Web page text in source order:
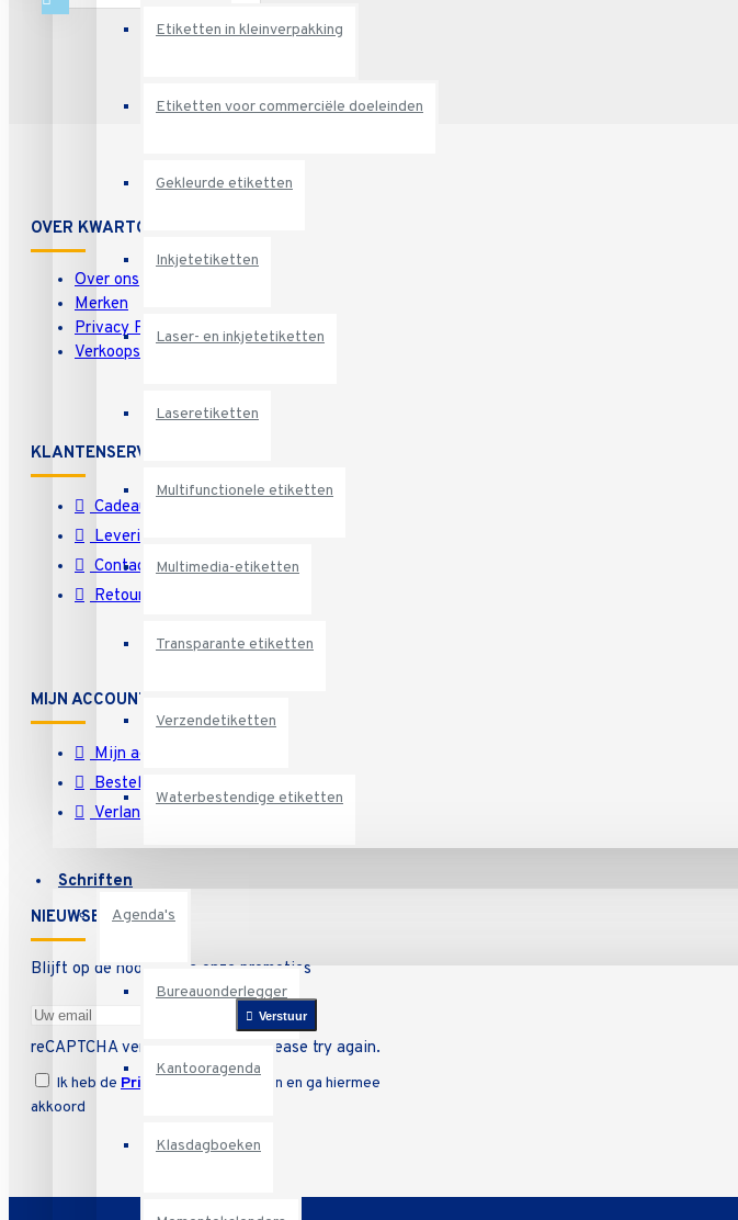
Etiketten in kleinverpakking
Etiketten voor commerciële doeleinden
Gekleurde etiketten
Inkjetetiketten
Laser- en inkjetetiketten
Laseretiketten
Multifunctionele etiketten
Multimedia-etiketten
Transparante etiketten
Verzendetiketten
Waterbestendige etiketten
Schriften
Agenda's
Bureauonderlegger
Kantooragenda
Klasdagboeken
OVER KWARTO
Over ons
Merken
Privacy Policy
Verkoopsvoorwaarden
KLANTENSERVICE
Cadeaubon
Levering
Contact
Retourneren
MIJN ACCOUNT
Mijn account
Bestelgeschiedenis
Verlanglijst
NIEUWSBRIEF
Blijft op de hoogte van onze promoties
Verstuur
reCAPTCHA verification failed! Please try again.
Ik heb de Privacy Policy
gelezen en ga hiermee
akkoord